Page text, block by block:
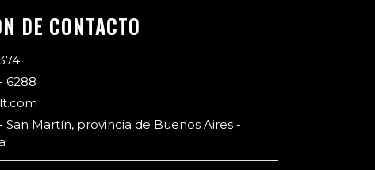
DE CONTACTO
6288
San Martín, provincia de Buenos Aires -